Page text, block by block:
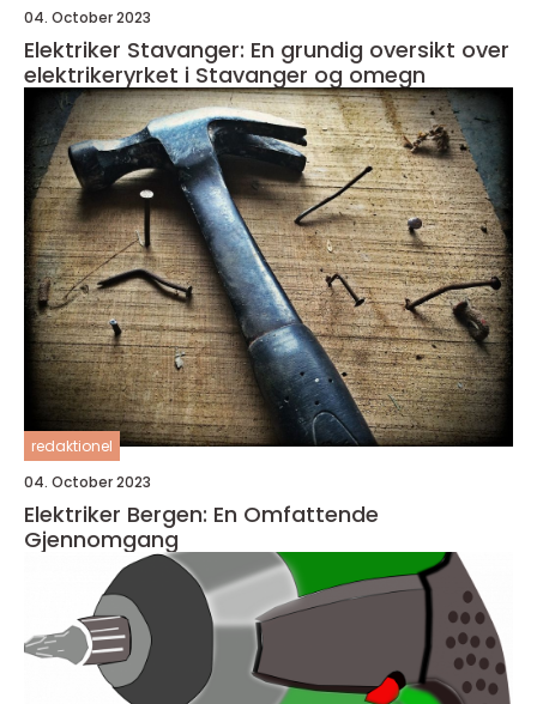
04. October 2023
Elektriker Stavanger: En grundig oversikt over
elektrikeryrket i Stavanger og omegn
redaktionel
04. October 2023
Elektriker Bergen: En Omfattende
Gjennomgang